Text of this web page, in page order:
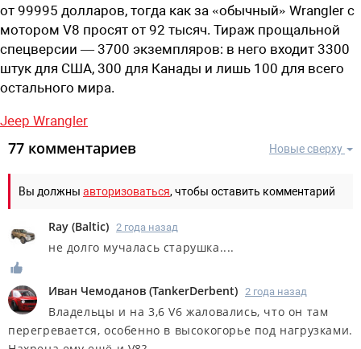
от 99995 долларов, тогда как за «обычный» Wrangler с
мотором V8 просят от 92 тысяч. Тираж прощальной
спецверсии — 3700 экземпляров: в него входит 3300
штук для США, 300 для Канады и лишь 100 для всего
остального мира.
Jeep Wrangler
Новые сверху
77 комментариев
Вы должны авторизоваться, чтобы оставить комментарий
Ray (Baltic) 2 года назад
не долго мучалась старушка....
Иван Чемоданов (TankerDerbent) 2 года назад
Владельцы и на 3,6 V6 жаловались, что он там
перегревается, особенно в высокогорье под нагрузками.